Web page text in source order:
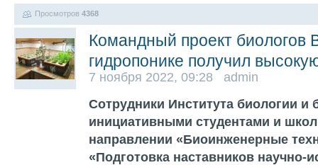
Просмотров 4368
Командный проект биологов
гидропонике получил
7 ноября 2022, 09:28 admin
Сотрудники Института биологии и
инициативными студентами и
направлении «Биоинженерные
«Подготовка наставников научно-